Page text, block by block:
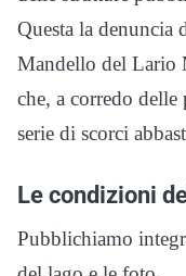
Questa la denuncia
Mandello del Lario
che, a corredo
serie di scorci
Le condizioni
Pubblichiamo